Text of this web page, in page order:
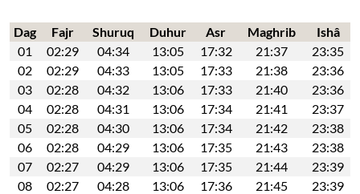
Dag Fajr Shuruq Duhur Asr Maghrib
Ishâ
01
02:29 04:34 13:05 17:32 21:37
23:35
02
02:29 04:33 13:05 17:33 21:38
23:36
03
02:28 04:32 13:06 17:33 21:40
23:36
04
02:28 04:31 13:06 17:34 21:41
23:37
05
02:28 04:30 13:06 17:34 21:42
23:38
06
02:28 04:29 13:06 17:35 21:43
23:38
07
02:27 04:29 13:06 17:35 21:44
23:39
08
02:27 04:28 13:06 17:36 21:45
23:39